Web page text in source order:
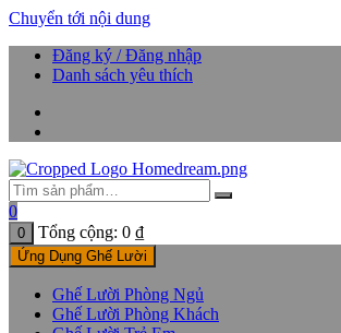
Chuyển tới nội dung
Đăng ký / Đăng nhập
Danh sách yêu thích
0
0 Tổng cộng: 0 ₫
Ứng Dụng Ghế Lười
Ghế Lười Phòng Ngủ
Ghế Lười Phòng Khách